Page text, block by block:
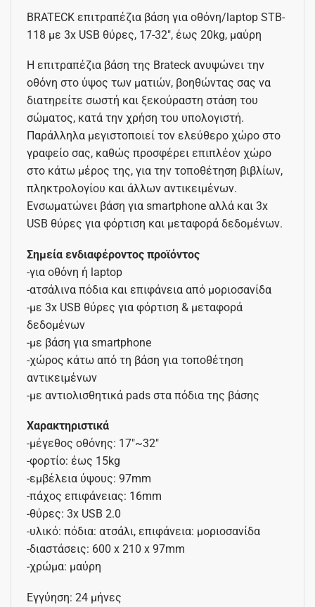
BRATECK επιτραπέζια βάση για οθόνη/laptop STB-
118 με 3x USB θύρες, 17-32″, έως 20kg, μαύρη
Η επιτραπέζια βάση της Brateck ανυψώνει την
οθόνη στο ύψος των ματιών, βοηθώντας σας να
διατηρείτε σωστή και ξεκούραστη στάση του
σώματος, κατά την χρήση του υπολογιστή.
Παράλληλα μεγιστοποιεί τον ελεύθερο χώρο στο
γραφείο σας, καθώς προσφέρει επιπλέον χώρο
στο κάτω μέρος της, για την τοποθέτηση βιβλίων,
πληκτρολογίου και άλλων αντικειμένων.
Ενσωματώνει βάση για smartphone αλλά και 3x
USB θύρες για φόρτιση και μεταφορά δεδομένων.
Σημεία ενδιαφέροντος προϊόντος
-για οθόνη ή laptop
-ατσάλινα πόδια και επιφάνεια από μοριοσανίδα
-με 3x USB θύρες για φόρτιση & μεταφορά
δεδομένων
-με βάση για smartphone
-χώρος κάτω από τη βάση για τοποθέτηση
αντικειμένων
-με αντιολισθητικά pads στα πόδια της βάσης
Χαρακτηριστικά
-μέγεθος οθόνης: 17″~32″
-φορτίο: έως 15kg
-εμβέλεια ύψους: 97mm
-πάχος επιφάνειας: 16mm
-θύρες: 3x USB 2.0
-υλικό: πόδια: ατσάλι, επιφάνεια: μοριοσανίδα
-διαστάσεις: 600 x 210 x 97mm
-χρώμα: μαύρη
Εγγύηση: 24 μήνες